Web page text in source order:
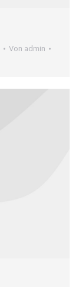
Von admin